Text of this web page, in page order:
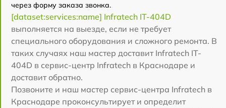
через форму заказа звонка.
[dataset:services:name] Infratech IT-404D
выполняется на выезде, если не требует
специального оборудования и сложного ремонта. В
таких случаях наш мастер доставит Infratech IT-
404D в сервис-центр Infratech в Краснодаре и
доставит обратно.
Позвоните и наш мастер сервис-центра Infratech в
Краснодаре проконсультирует и определит